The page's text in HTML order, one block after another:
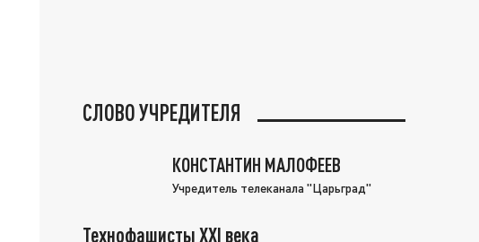
СЛОВО УЧРЕДИТЕЛЯ
КОНСТАНТИН МАЛОФЕЕВ
Учредитель телеканала "Царьград"
Технофашисты XXI века